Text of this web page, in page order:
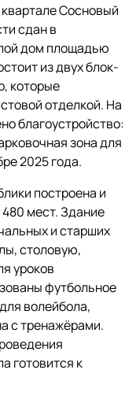
Сосновый
сдан в
дом площадью
из двух блок-
которые
отделкой. На
благоустройство:
зона для
2025 года.
построена и
мест. Здание
и старших
столовую,
уроков
футбольное
волейбола,
с тренажёрами.
готовится к